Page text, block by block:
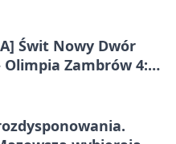
Świt Nowy Dwór
Olimpia Zambrów 4:0
I)